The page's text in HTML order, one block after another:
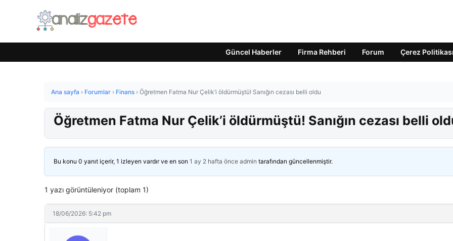
Güncel Haberler Firma Rehberi Forum Çerez Politikası
Ana sayfa › Forumlar › Finans › Öğretmen Fatma Nur Çelik’i öldürmüştü! Sanığın cezası belli oldu
Öğretmen Fatma Nur Çelik’i öldürmüştü! Sanığın cezası belli
Bu konu 0 yanıt içerir, 1 izleyen vardır ve en son 1 ay 2 hafta önce admin tarafından güncellenmiştir.
1 yazı görüntüleniyor (toplam 1)
18/06/2026: 5:42 pm